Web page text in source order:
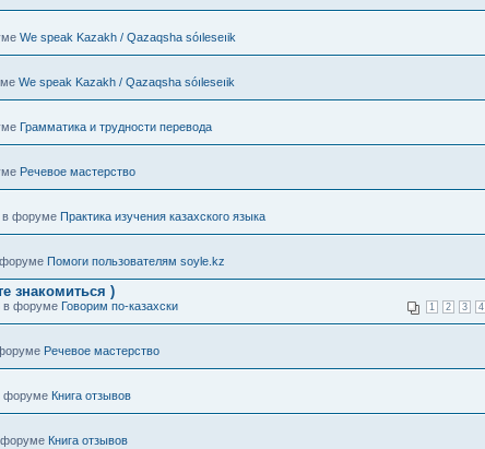
We speak Kazakh / Qazaqsha sóıleseıik
We speak Kazakh / Qazaqsha sóıleseıik
Грамматика и трудности перевода
Речевое мастерство
в форуме Практика изучения казахского языка
форуме Помоги пользователям soyle.kz
знакомиться )
1 2 3 4
в форуме Говорим по-казахски
Речевое мастерство
форуме Книга отзывов
форуме Книга отзывов